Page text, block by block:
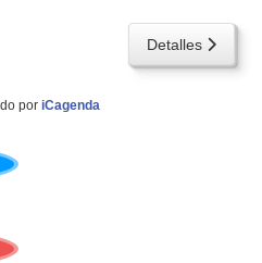
Detalles
por iCagenda